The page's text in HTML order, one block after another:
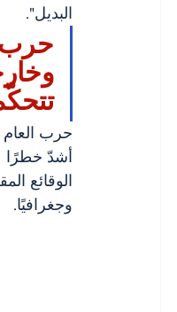
البديل".
أشدّ خطرًا
الوقائع
وجغرافيًا.